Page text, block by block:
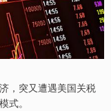
，突又遭遇美国关税
式。